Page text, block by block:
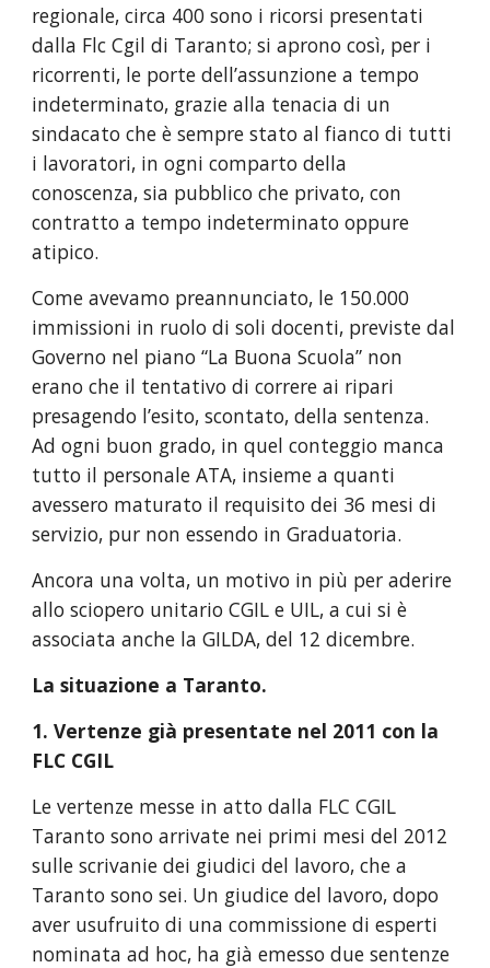
regionale, circa 400 sono i ricorsi presentati
dalla Flc Cgil di Taranto; si aprono così, per i
ricorrenti, le porte dell’assunzione a tempo
indeterminato, grazie alla tenacia di un
sindacato che è sempre stato al fianco di tutti
i lavoratori, in ogni comparto della
conoscenza, sia pubblico che privato, con
contratto a tempo indeterminato oppure
atipico.
Come avevamo preannunciato, le 150.000
immissioni in ruolo di soli docenti, previste dal
Governo nel piano “La Buona Scuola” non
erano che il tentativo di correre ai ripari
presagendo l’esito, scontato, della sentenza.
Ad ogni buon grado, in quel conteggio manca
tutto il personale ATA, insieme a quanti
avessero maturato il requisito dei 36 mesi di
servizio, pur non essendo in Graduatoria.
Ancora una volta, un motivo in più per aderire
allo sciopero unitario CGIL e UIL, a cui si è
associata anche la GILDA, del 12 dicembre.
La situazione a Taranto.
1. Vertenze già presentate nel 2011 con la
FLC CGIL
Le vertenze messe in atto dalla FLC CGIL
Taranto sono arrivate nei primi mesi del 2012
sulle scrivanie dei giudici del lavoro, che a
Taranto sono sei. Un giudice del lavoro, dopo
aver usufruito di una commissione di esperti
nominata ad hoc, ha già emesso due sentenze